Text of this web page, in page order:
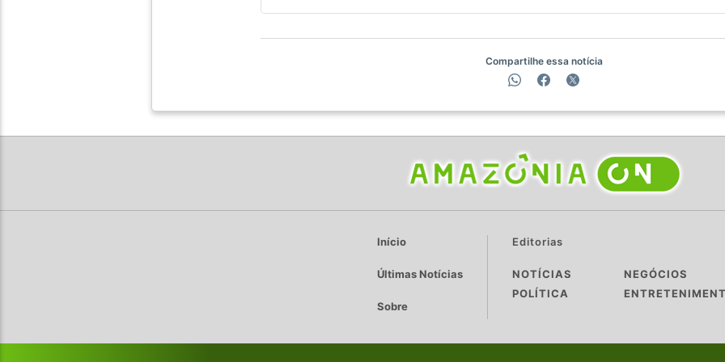
Compartilhe essa notícia
Início
Últimas Notícias
Sobre
Editorias
NOTÍCIAS
NEGÓCIOS
POLÍTICA